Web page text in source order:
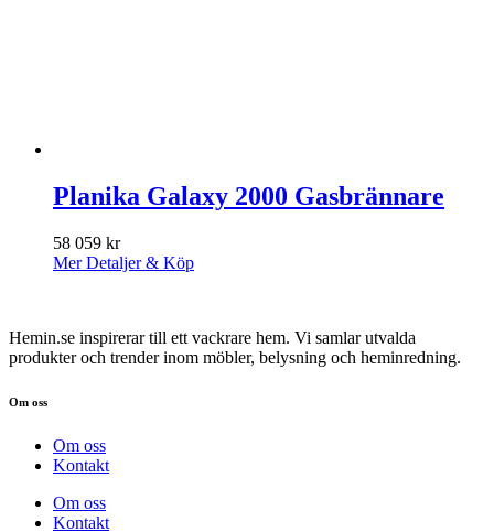
Planika Galaxy 2000 Gasbrännare
58 059 kr
Mer Detaljer & Köp
Hemin.se inspirerar till ett vackrare hem. Vi samlar utvalda
produkter och trender inom möbler, belysning och heminredning.
Om oss
Om oss
Kontakt
Om oss
Kontakt